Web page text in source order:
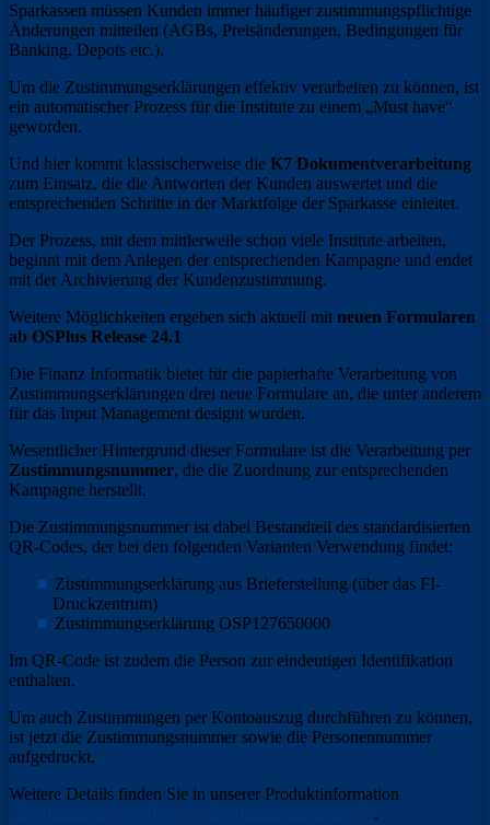
Sparkassen müssen Kunden immer häufiger zustimmungspflichtige
Änderungen mitteilen (AGBs, Preisänderungen, Bedingungen für
Banking, Depots etc.).
Um die Zustimmungserklärungen effektiv verarbeiten zu können, ist
ein automatischer Prozess für die Institute zu einem „Must have“
geworden.
Und hier kommt klassischerweise die K7 Dokumentverarbeitung
zum Einsatz, die die Antworten der Kunden auswertet und die
entsprechenden Schritte in der Marktfolge der Sparkasse einleitet.
Der Prozess, mit dem mittlerweile schon viele Institute arbeiten,
beginnt mit dem Anlegen der entsprechenden Kampagne und endet
mit der Archivierung der Kundenzustimmung.
Weitere Möglichkeiten ergeben sich aktuell mit neuen Formularen
ab OSPlus Release 24.1
Die Finanz Informatik bietet für die papierhafte Verarbeitung von
Zustimmungserklärungen drei neue Formulare an, die unter anderem
für das Input Management designt wurden.
Wesentlicher Hintergrund dieser Formulare ist die Verarbeitung per
Zustimmungsnummer, die die Zuordnung zur entsprechenden
Kampagne herstellt.
Die Zustimmungsnummer ist dabei Bestandteil des standardisierten
QR-Codes, der bei den folgenden Varianten Verwendung findet:
Zustimmungserklärung aus Brieferstellung (über das FI-
Druckzentrum)
Zustimmungserklärung OSP127650000
Im QR-Code ist zudem die Person zur eindeutigen Identifikation
enthalten.
Um auch Zustimmungen per Kontoauszug durchführen zu können,
ist jetzt die Zustimmungsnummer sowie die Personennummer
aufgedruckt.
Weitere Details finden Sie in unserer Produktinformation
.